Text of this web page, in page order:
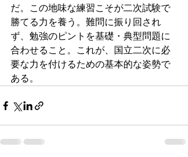
だ。この地味な練習こそが二次試験で
勝てる力を養う。難問に振り回され
ず、勉強のピントを基礎・典型問題に
合わせること。これが、国立二次に必
要な力を付けるための基本的な姿勢で
ある。